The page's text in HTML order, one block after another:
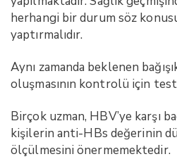
herhangi bir durum söz
yaptırmalıdır.
Aynı zamanda beklenen
oluşmasının kontrolü için
Birçok uzman, HBV’ye karşı
kişilerin anti-HBs değerinin
ölçülmesini önermemektedir.